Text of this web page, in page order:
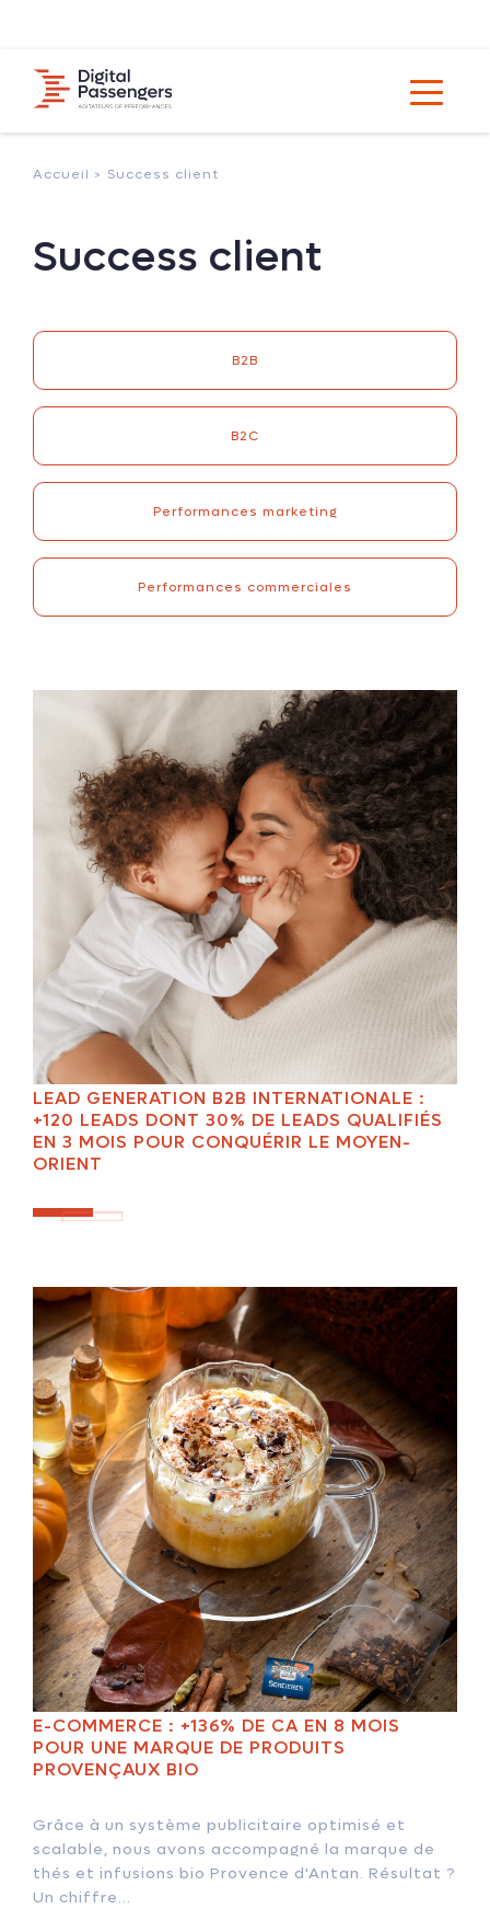
Accueil > Success client
Success client
B2B
B2C
Performances marketing
Performances commerciales
LEAD GENERATION B2B INTERNATIONALE :
+120 LEADS DONT 30% DE LEADS QUALIFIÉS
EN 3 MOIS POUR CONQUÉRIR LE MOYEN-
ORIENT
E-COMMERCE : +136% DE CA EN 8 MOIS
POUR UNE MARQUE DE PRODUITS
PROVENÇAUX BIO
Grâce à un système publicitaire optimisé et
scalable, nous avons accompagné la marque de
thés et infusions bio Provence d'Antan. Résultat ?
Un chiffre...